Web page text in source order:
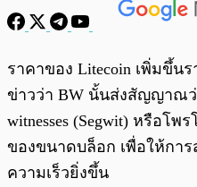
ราคาของ Litecoin เพิ่มขึ้น
ข่าวว่า BW นั้นส่งสัญญาณว่
witnesses (Segwit) หรือโ
ของขนาดบล็อก เพื่อให้กา
ความเร็วยิ่งขึ้น